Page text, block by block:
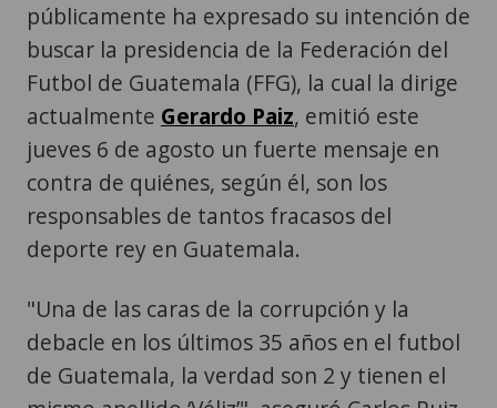
públicamente ha expresado su intención de
buscar la presidencia de la Federación del
Futbol de Guatemala (FFG), la cual la dirige
actualmente Gerardo Paiz, emitió este
jueves 6 de agosto un fuerte mensaje en
contra de quiénes, según él, son los
responsables de tantos fracasos del
deporte rey en Guatemala.
"Una de las caras de la corrupción y la
debacle en los últimos 35 años en el futbol
de Guatemala, la verdad son 2 y tienen el